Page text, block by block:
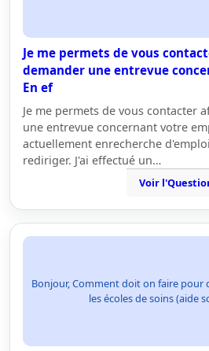
Je me permets de vous
demander une entrevue
En ef
Je me permets de vous contacter
une entrevue concernant votre
actuellement enrecherche
rediriger. J'ai effectué un…
Voir
Bonjour, Comment doit on faire pour
les écoles de soins (aide